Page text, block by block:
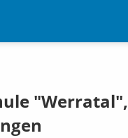
"Werratal",